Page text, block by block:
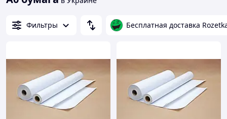
Фильтры Бесплатная доставка